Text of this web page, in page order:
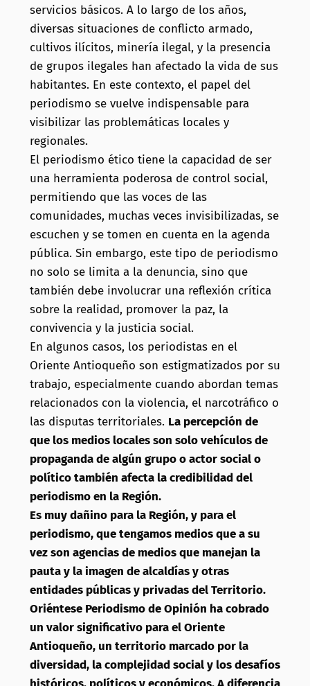
servicios básicos. A lo largo de los años,
diversas situaciones de conflicto armado,
cultivos ilícitos, minería ilegal, y la presencia
de grupos ilegales han afectado la vida de sus
habitantes. En este contexto, el papel del
periodismo se vuelve indispensable para
visibilizar las problemáticas locales y
regionales.
El periodismo ético tiene la capacidad de ser
una herramienta poderosa de control social,
permitiendo que las voces de las
comunidades, muchas veces invisibilizadas, se
escuchen y se tomen en cuenta en la agenda
pública. Sin embargo, este tipo de periodismo
no solo se limita a la denuncia, sino que
también debe involucrar una reflexión crítica
sobre la realidad, promover la paz, la
convivencia y la justicia social.
En algunos casos, los periodistas en el
Oriente Antioqueño son estigmatizados por su
trabajo, especialmente cuando abordan temas
relacionados con la violencia, el narcotráfico o
las disputas territoriales. La percepción de
que los medios locales son solo vehículos de
propaganda de algún grupo o actor social o
político también afecta la credibilidad del
periodismo en la Región.
Es muy dañino para la Región, y para el
periodismo, que tengamos medios que a su
vez son agencias de medios que manejan la
pauta y la imagen de alcaldías y otras
entidades públicas y privadas del Territorio.
Oriéntese Periodismo de Opinión ha cobrado
un valor significativo para el Oriente
Antioqueño, un territorio marcado por la
diversidad, la complejidad social y los desafíos